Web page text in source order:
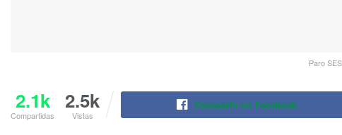
Paro
2.1k
Compartidas
2.5k
Vistas
Compartir en Facebook